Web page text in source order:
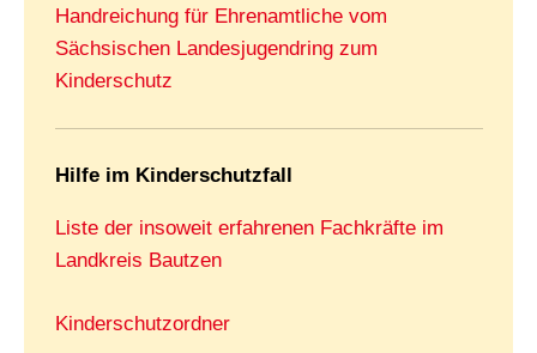
Handreichung für Ehrenamtliche vom
Sächsischen Landesjugendring zum
Kinderschutz
Hilfe im Kinderschutzfall
Liste der insoweit erfahrenen Fachkräfte im
Landkreis Bautzen
Kinderschutzordner